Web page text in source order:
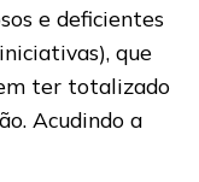
e deficientes
que
ter totalizado
Acudindo a